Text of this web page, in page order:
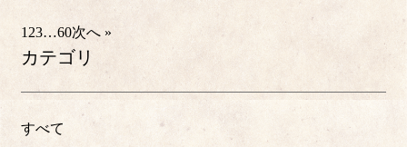
カテゴリ
すべて
123…60次へ »